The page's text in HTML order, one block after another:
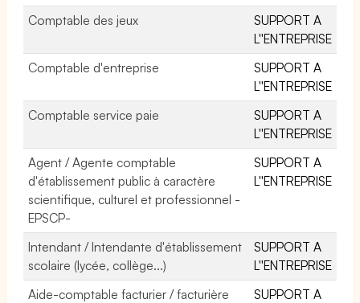
Comptable des jeux
SUPPORT A
L''ENTREPRISE
Comptable d'entreprise
SUPPORT A
L''ENTREPRISE
Comptable service paie
SUPPORT A
L''ENTREPRISE
Agent / Agente comptable
d'établissement public à caractère
scientifique, culturel et professionnel -
EPSCP-
SUPPORT A
L''ENTREPRISE
Intendant / Intendante d'établissement
scolaire (lycée, collège...)
SUPPORT A
L''ENTREPRISE
Aide-comptable facturier / facturière
SUPPORT A